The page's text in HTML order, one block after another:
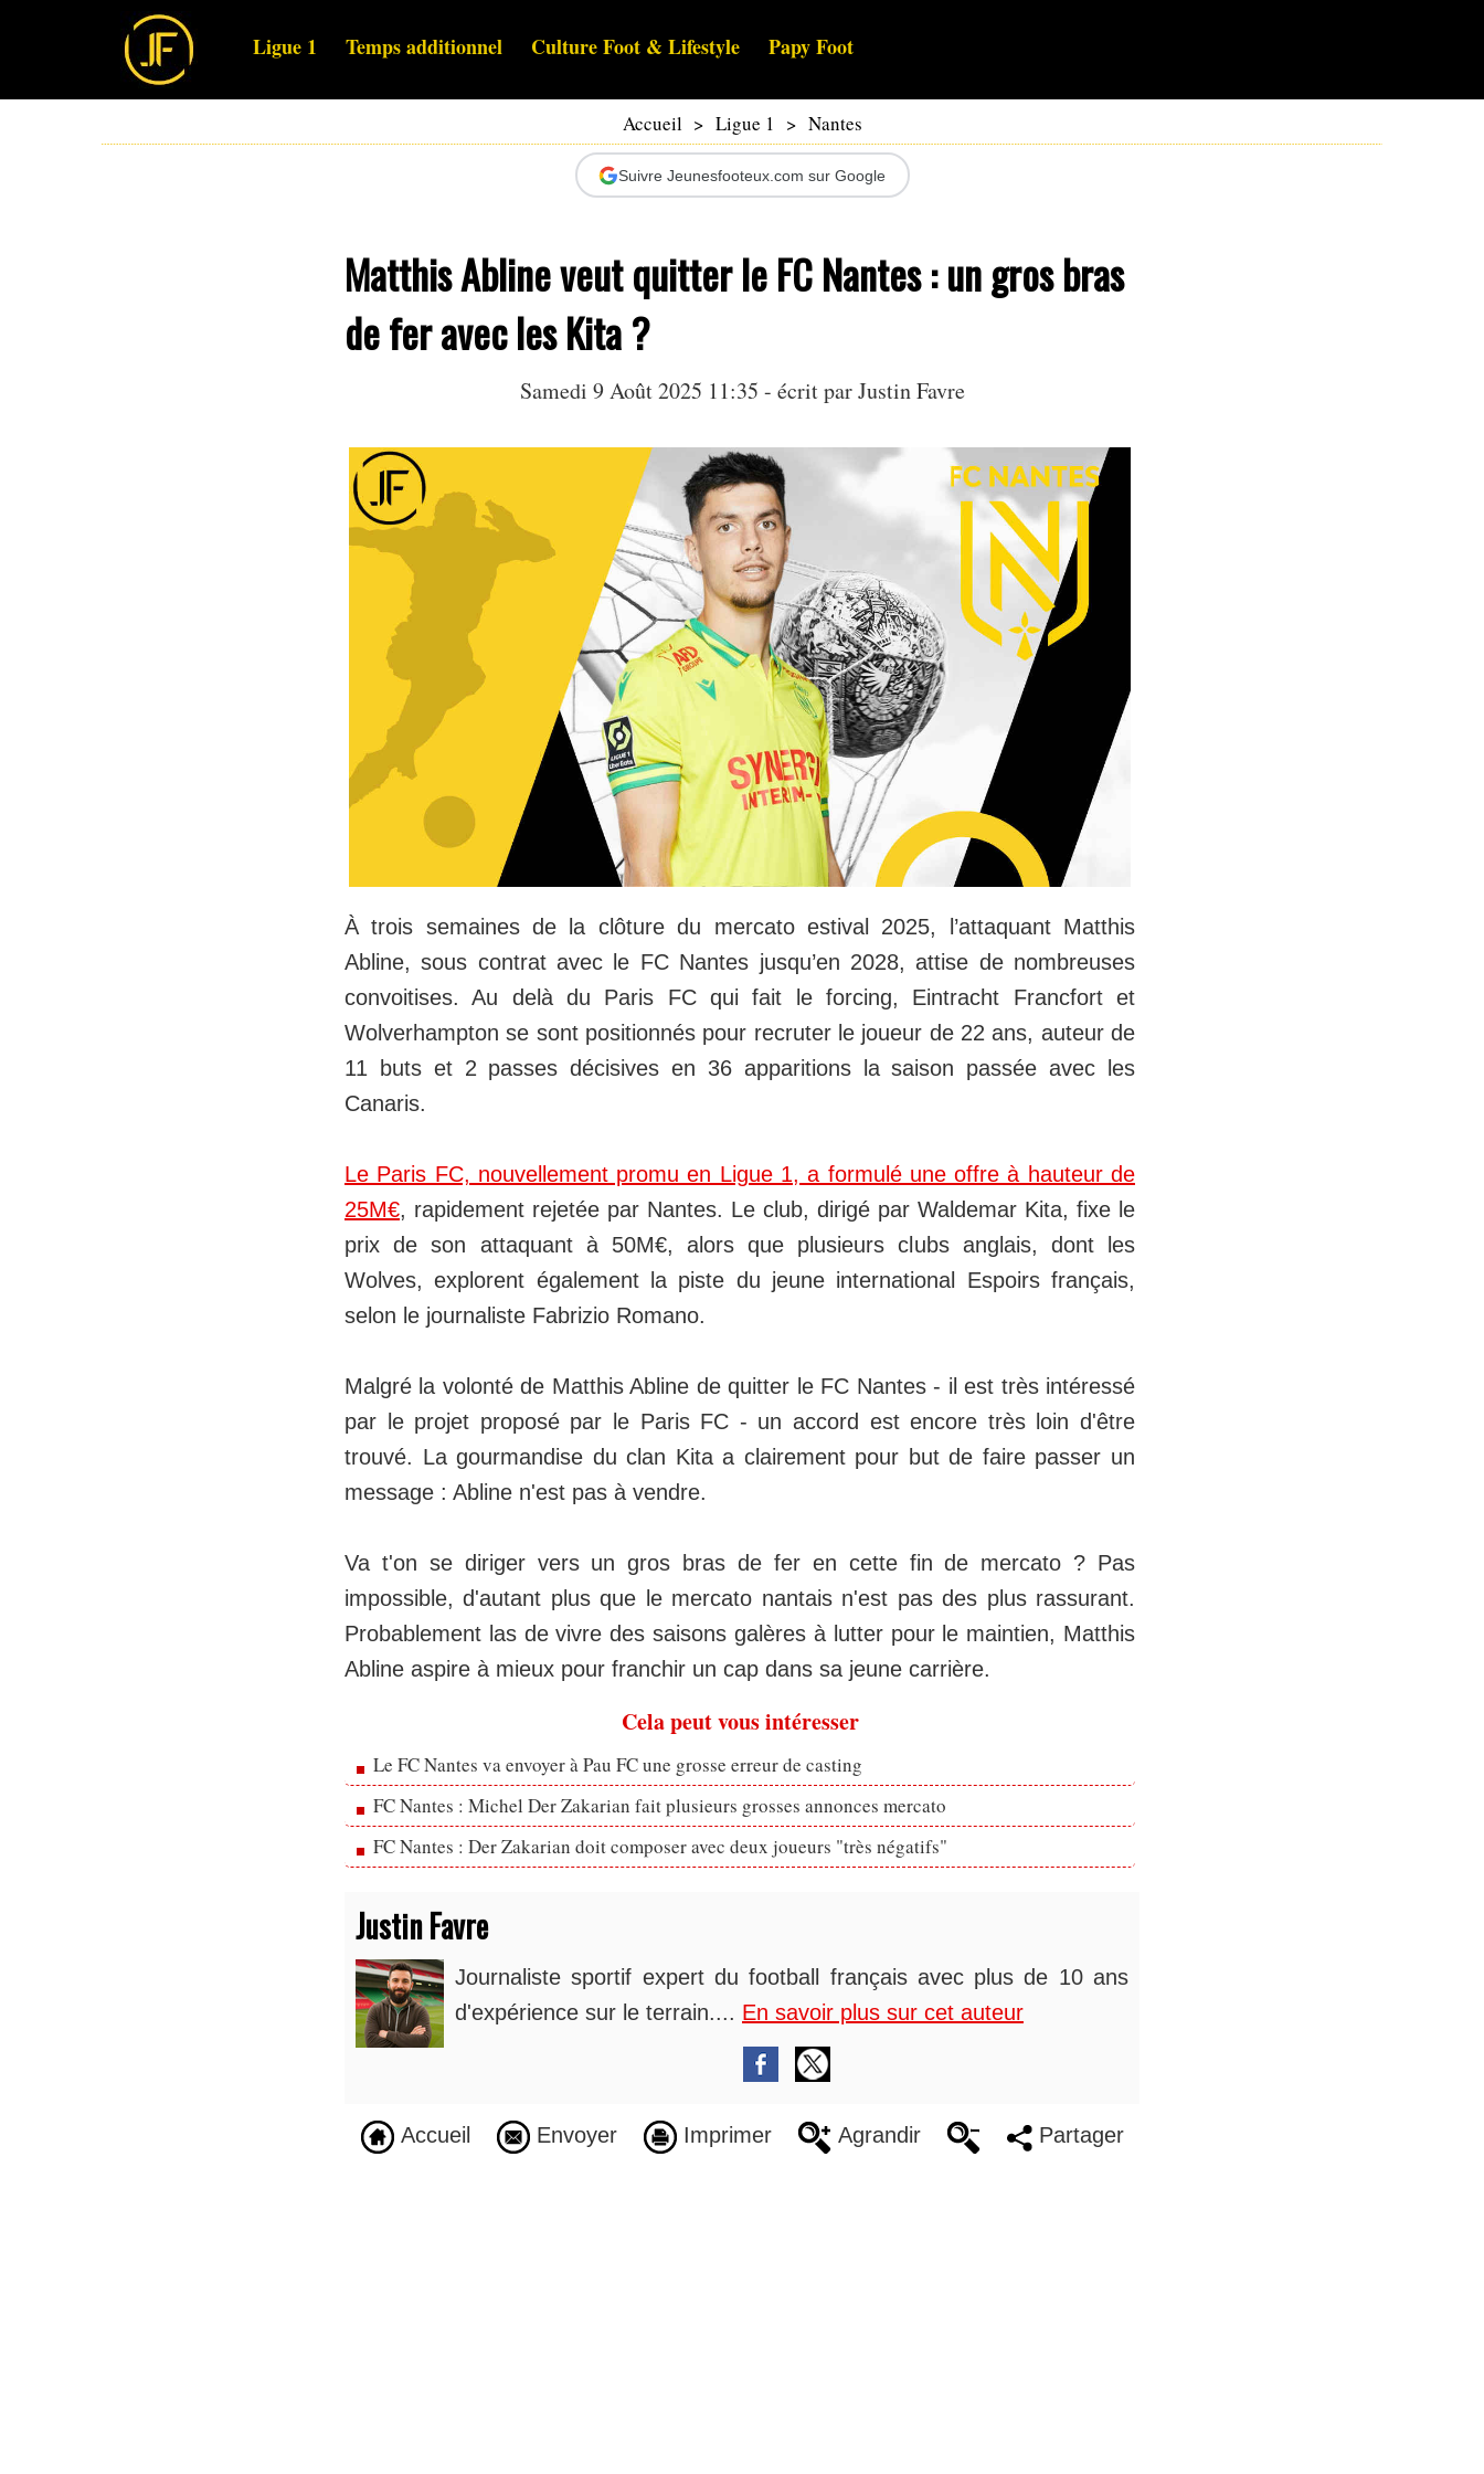
Ligue 1 Temps additionnel Culture Foot & Lifestyle Papy Foot
Accueil > Ligue 1 > Nantes
Suivre Jeunesfooteux.com sur Google
Matthis Abline veut quitter le FC Nantes : un gros bras
de fer avec les Kita ?
Samedi 9 Août 2025 11:35 - écrit parJustin Favre
À trois semaines de la clôture du mercato estival 2025, l’attaquant Matthis
Abline, sous contrat avec le FC Nantes jusqu’en 2028, attise de nombreuses
convoitises. Au delà du Paris FC qui fait le forcing, Eintracht Francfort et
Wolverhampton se sont positionnés pour recruter le joueur de 22 ans, auteur de
11 buts et 2 passes décisives en 36 apparitions la saison passée avec les
Canaris.
Le Paris FC, nouvellement promu en Ligue 1, a formulé une offre à hauteur de
25M€, rapidement rejetée par Nantes. Le club, dirigé par Waldemar Kita, fixe le
prix de son attaquant à 50M€, alors que plusieurs clubs anglais, dont les
Wolves, explorent également la piste du jeune international Espoirs français,
selon le journaliste Fabrizio Romano.
Malgré la volonté de Matthis Abline de quitter le FC Nantes - il est très intéressé
par le projet proposé par le Paris FC - un accord est encore très loin d'être
trouvé. La gourmandise du clan Kita a clairement pour but de faire passer un
message : Abline n'est pas à vendre.
Va t'on se diriger vers un gros bras de fer en cette fin de mercato ? Pas
impossible, d'autant plus que le mercato nantais n'est pas des plus rassurant.
Probablement las de vivre des saisons galères à lutter pour le maintien, Matthis
Abline aspire à mieux pour franchir un cap dans sa jeune carrière.
Cela peut vous intéresser
Le FC Nantes va envoyer à Pau FC une grosse erreur de casting
FC Nantes : Michel Der Zakarian fait plusieurs grosses annonces mercato
FC Nantes : Der Zakarian doit composer avec deux joueurs "très négatifs"
Justin Favre
Journaliste sportif expert du football français avec plus de 10 ans
d'expérience sur le terrain.... En savoir plus sur cet auteur
Accueil Envoyer Imprimer Agrandir Partager